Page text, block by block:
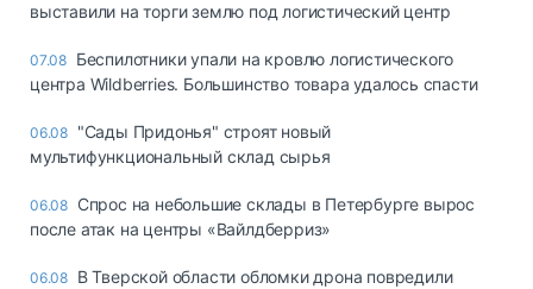
выставили на торги землю под логистический центр
07.08 Беспилотники упали на кровлю логистического
центра Wildberries. Большинство товара удалось спасти
06.08 "Сады Придонья" строят новый
мультифункциональный склад сырья
06.08 Спрос на небольшие склады в Петербурге вырос
после атак на центры «Вайлдберриз»
06.08 В Тверской области обломки дрона повредили